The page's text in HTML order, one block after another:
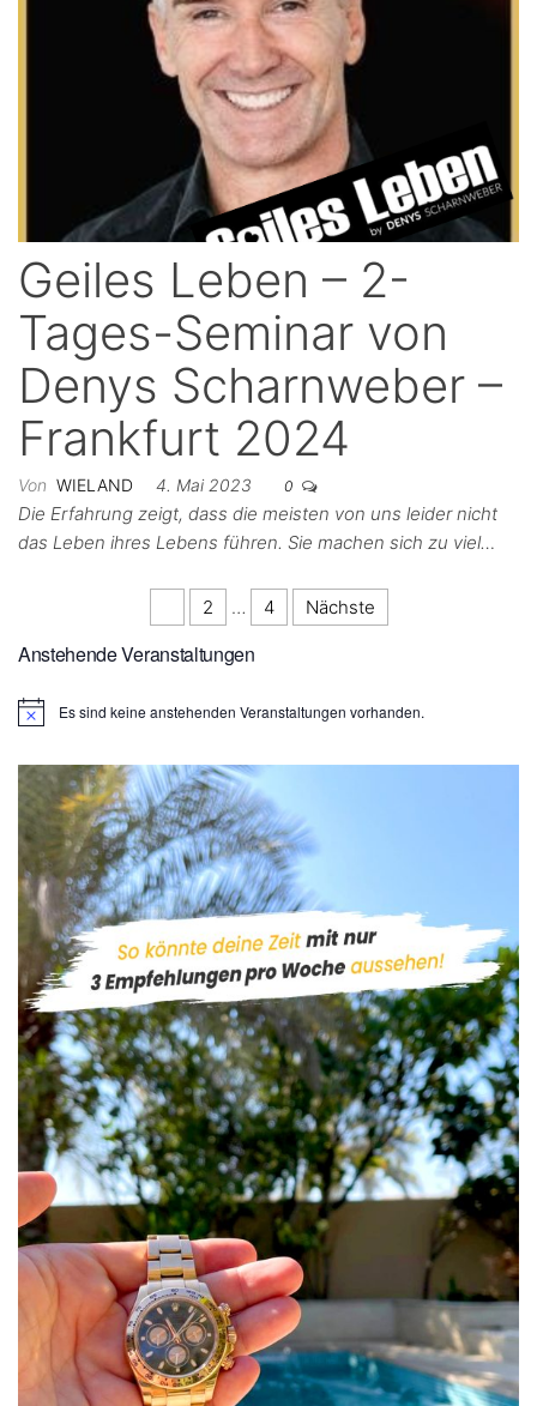
Geiles Leben – 2-
Tages-Seminar von
Denys Scharnweber –
Frankfurt 2024
Von WIELAND 4. Mai 2023 0
Die Erfahrung zeigt, dass die meisten von uns leider nicht
das Leben ihres Lebens führen. Sie machen sich zu viel…
2 … 4 Nächste
Anstehende Veranstaltungen
H
w
Es sind keine anstehenden Veranstaltungen vorhanden.